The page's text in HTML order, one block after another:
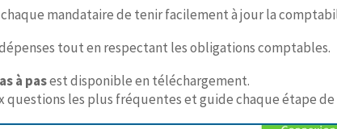
mandataire de tenir facilement à jour la
tout en respectant les obligations comptables.
à pasest disponible en téléchargement.
questions les plus fréquentes et guide chaque étape